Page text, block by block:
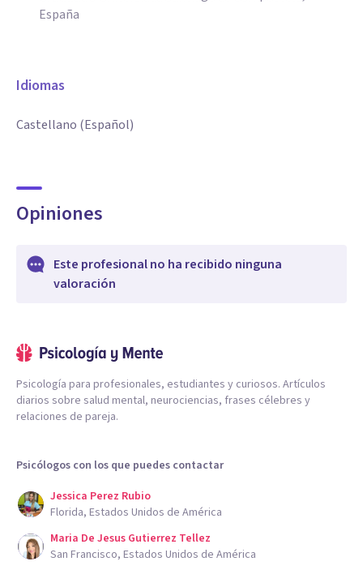
España
Idiomas
Castellano (Español)
Opiniones
Este profesional no ha recibido ninguna
valoración
Psicología para profesionales, estudiantes y curiosos. Artículos
diarios sobre salud mental, neurociencias, frases célebres y
relaciones de pareja.
Psicólogos con los que puedes contactar
Jessica Perez Rubio
Florida, Estados Unidos de América
Maria De Jesus Gutierrez Tellez
San Francisco, Estados Unidos de América